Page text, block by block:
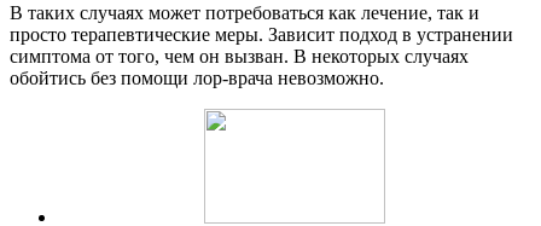
В таких случаях может потребоваться как лечение, так и
просто терапевтические меры. Зависит подход в устранении
симптома от того, чем он вызван. В некоторых случаях
обойтись без помощи лор-врача невозможно.